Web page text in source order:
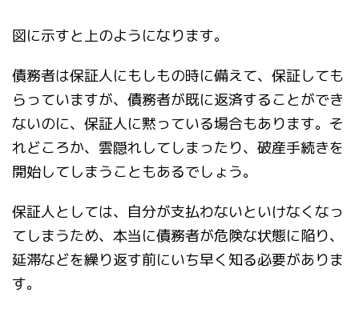
図に示すと上のようになります。
債務者は保証人にもしもの時に備えて、保証しても
らっていますが、債務者が既に返済することができ
ないのに、保証人に黙っている場合もあります。そ
れどころか、雲隠れしてしまったり、破産手続きを
開始してしまうこともあるでしょう。
保証人としては、自分が支払わないといけなくなっ
てしまうため、本当に債務者が危険な状態に陥り、
延滞などを繰り返す前にいち早く知る必要がありま
す。